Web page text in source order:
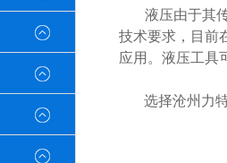
液压由于其
技术要求，目前
应用。液压工具
选择沧州力